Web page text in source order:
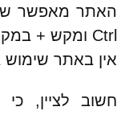
האתר מאפשר
Ctrl ומקש + במקלדת
אין באתר
חשוב לציין,